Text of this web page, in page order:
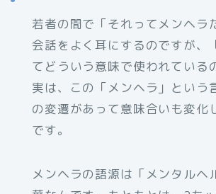
若者の間で「それってメンヘラ
会話をよく耳にするのですが、
てどういう意味で使われている
実は、この「メンヘラ」という
の変遷があって意味合いも変化
です。
メンヘラの語源は「メンタルヘ